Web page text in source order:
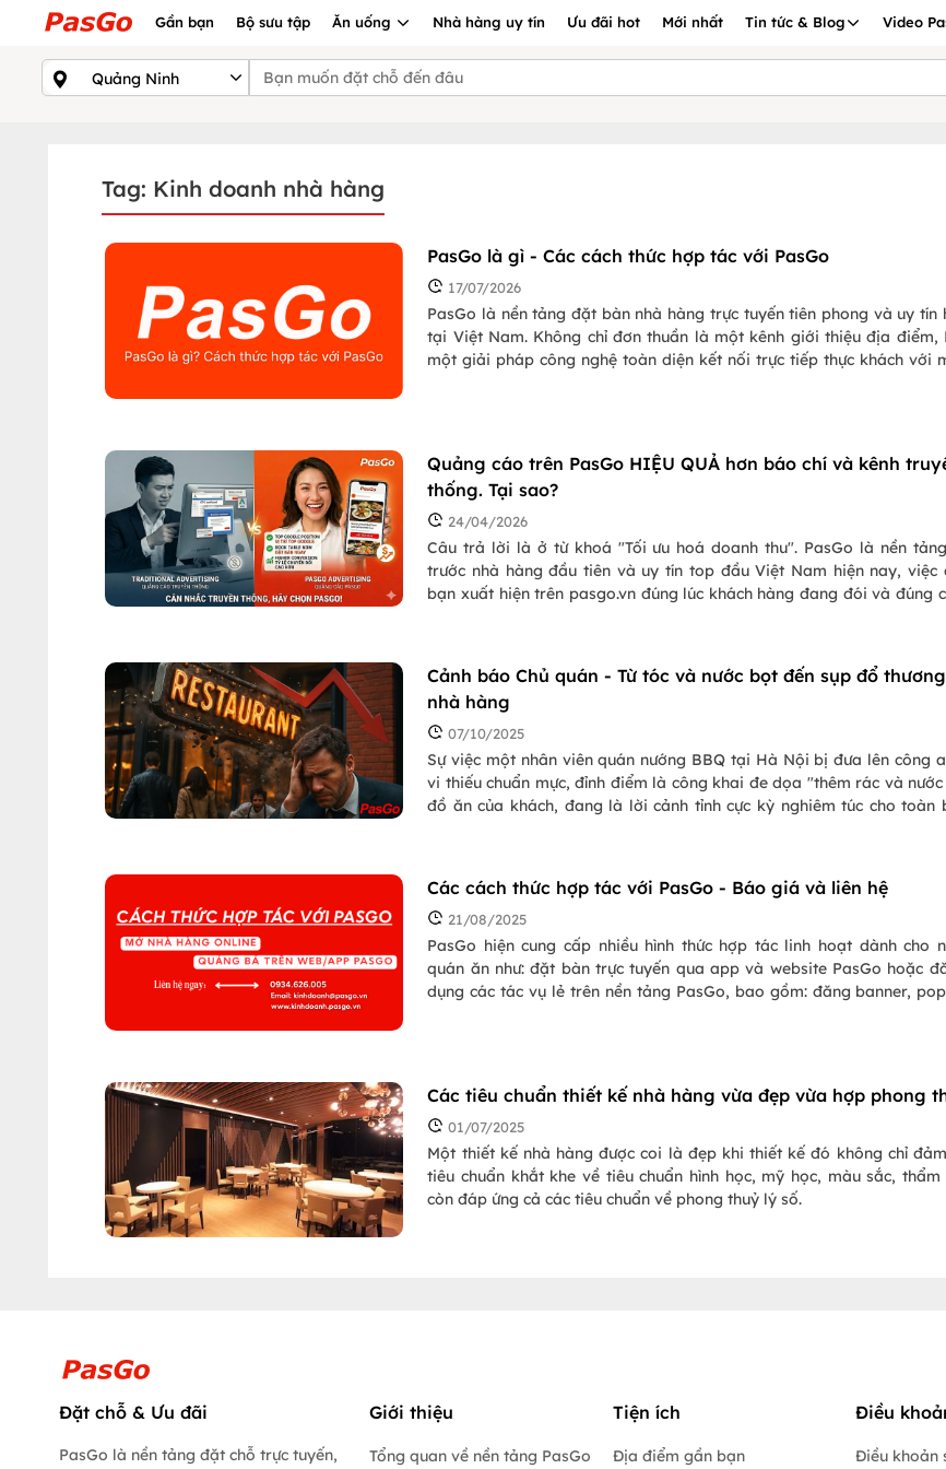
Gần bạn Bộ sưu tập Ăn uống Nhà hàng uy tín Ưu đãi hot Mới nhất Tin tức & Blog Video
Tag: Kinh doanh nhà hàng
PasGo là gì - Các cách thức hợp tác với PasGo
17/07/2026
PasGo là nền tảng đặt bàn nhà hàng trực tuyến tiên phong và uy tín
tại Việt Nam. Không chỉ đơn thuần là một kênh giới thiệu địa điểm,
một giải pháp công nghệ toàn diện kết nối trực tiếp thực khách với
Quảng cáo trên PasGo HIỆU QUẢ hơn báo chí và kênh
thống. Tại sao?
24/04/2026
Câu trả lời là ở từ khoá "Tối ưu hoá doanh thu". PasGo là nền
trước nhà hàng đầu tiên và uy tín top đầu Việt Nam hiện nay, việc
bạn xuất hiện trên pasgo.vn đúng lúc khách hàng đang đói và đúng
Cảnh báo Chủ quán - Từ tóc và nước bọt đến sụp đổ
nhà hàng
07/10/2025
Sự việc một nhân viên quán nướng BBQ tại Hà Nội bị đưa lên công
vi thiếu chuẩn mực, đỉnh điểm là công khai đe dọa "thêm rác và
đồ ăn của khách, đang là lời cảnh tỉnh cực kỳ nghiêm túc cho toàn
Các cách thức hợp tác với PasGo - Báo giá và liên hệ
21/08/2025
PasGo hiện cung cấp nhiều hình thức hợp tác linh hoạt dành cho
quán ăn như: đặt bàn trực tuyến qua app và website PasGo hoặc
dụng các tác vụ lẻ trên nền tảng PasGo, bao gồm: đăng banner,
Các tiêu chuẩn thiết kế nhà hàng vừa đẹp vừa hợp phong
01/07/2025
Một thiết kế nhà hàng được coi là đẹp khi thiết kế đó không chỉ
tiêu chuẩn khắt khe về tiêu chuẩn hình học, mỹ học, màu sắc, thẩm
còn đáp ứng cả các tiêu chuẩn về phong thuỷ lý số.
Đặt chỗ & Ưu đãi
PasGo là nền tảng đặt chỗ trực tuyến,
Giới thiệu
Tổng quan về nền tảng PasGo
Tiện ích
Địa điểm gần bạn
Điều
Điều khoản